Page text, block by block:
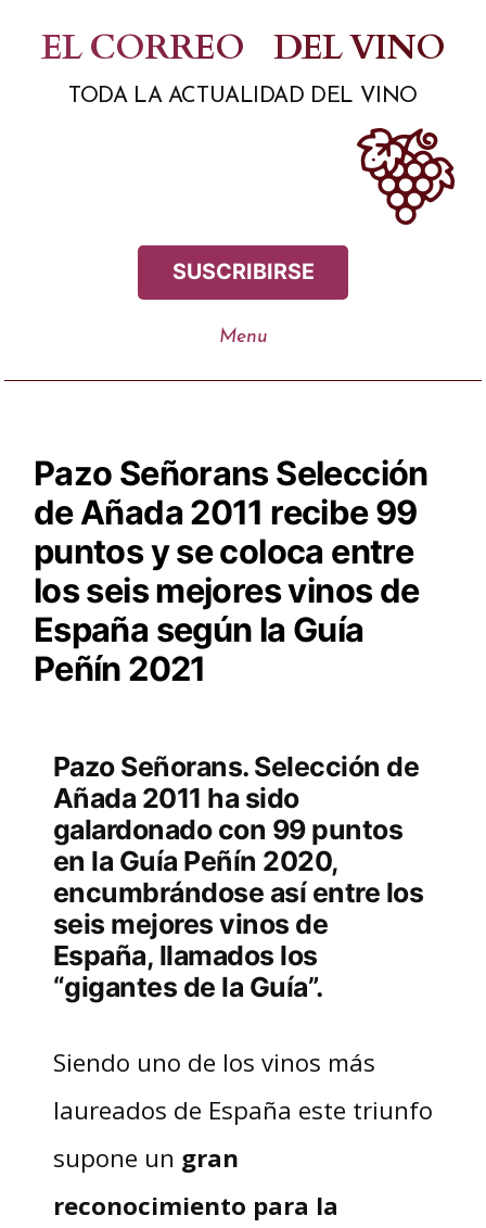
contenido
EL CORREO DEL VINO
TODA LA ACTUALIDAD DEL VINO
SUSCRIBIRSE
Pazo Señorans Selección
de Añada 2011 recibe 99
puntos y se coloca entre
los seis mejores vinos de
España según la Guía
Peñín 2021
Pazo Señorans. Selección de
Añada 2011 ha sido
galardonado con 99 puntos
en la Guía Peñín 2020,
encumbrándose así entre los
seis mejores vinos de
España, llamados los
“gigantes de la Guía”.
Siendo uno de los vinos más
laureados de España este triunfo
supone un gran
reconocimiento para la